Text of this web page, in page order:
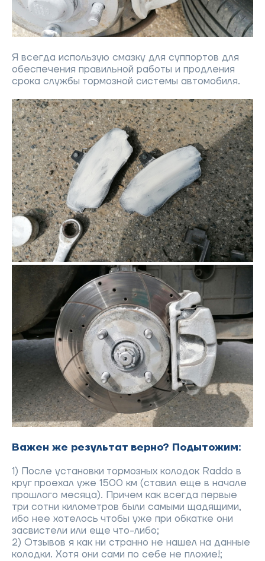
Я всегда использую смазку для суппортов для
обеспечения правильной работы и продления
срока службы тормозной системы автомобиля.
Важен же результат верно? Подытожим:
1) После установки тормозных колодок Raddo в
круг проехал уже 1500 км (ставил еще в начале
прошлого месяца). Причем как всегда первые
три сотни километров были самыми щадящими,
ибо нее хотелось чтобы уже при обкатке они
засвистели или еще что-либо;
2) Отзывов я как ни странно не нашел на данные
колодки. Хотя они сами по себе не плохие!;